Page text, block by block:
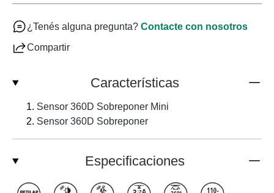
¿Tenés alguna pregunta? Contacte con nosotros
Compartir
Características
Sensor 360D Sobreponer Mini
Sensor 360D Sobreponer
Especificaciones